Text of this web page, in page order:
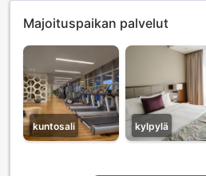
Majoituspaikan palvelut
kuntosali kylpylä